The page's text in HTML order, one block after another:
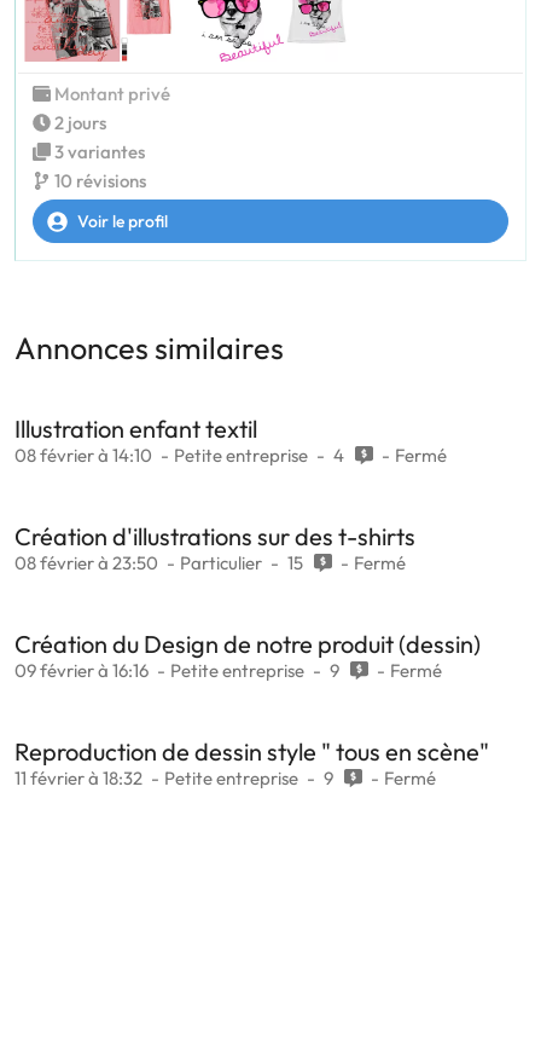
Montant privé
2 jours
3 variantes
10 révisions
Voir le profil
Annonces similaires
Illustration enfant textil
08 février à 14:10 Petite entreprise 4 Fermé
Création d'illustrations sur des t-shirts
08 février à 23:50 Particulier 15 Fermé
Création du Design de notre produit (dessin)
09 février à 16:16 Petite entreprise 9 Fermé
Reproduction de dessin style " tous en scène"
11 février à 18:32 Petite entreprise 9 Fermé